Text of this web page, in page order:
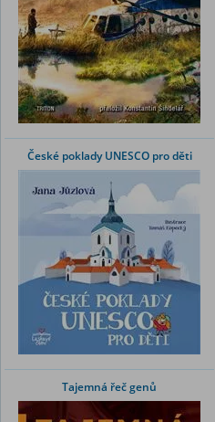
České poklady UNESCO pro děti
Tajemná řeč genů